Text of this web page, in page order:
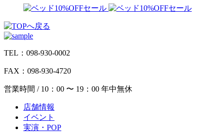
TEL：098-930-0002
FAX：098-930-4720
営業時間 / 10：00 〜 19：00 年中無休
店舗情報
イベント
実演・POP